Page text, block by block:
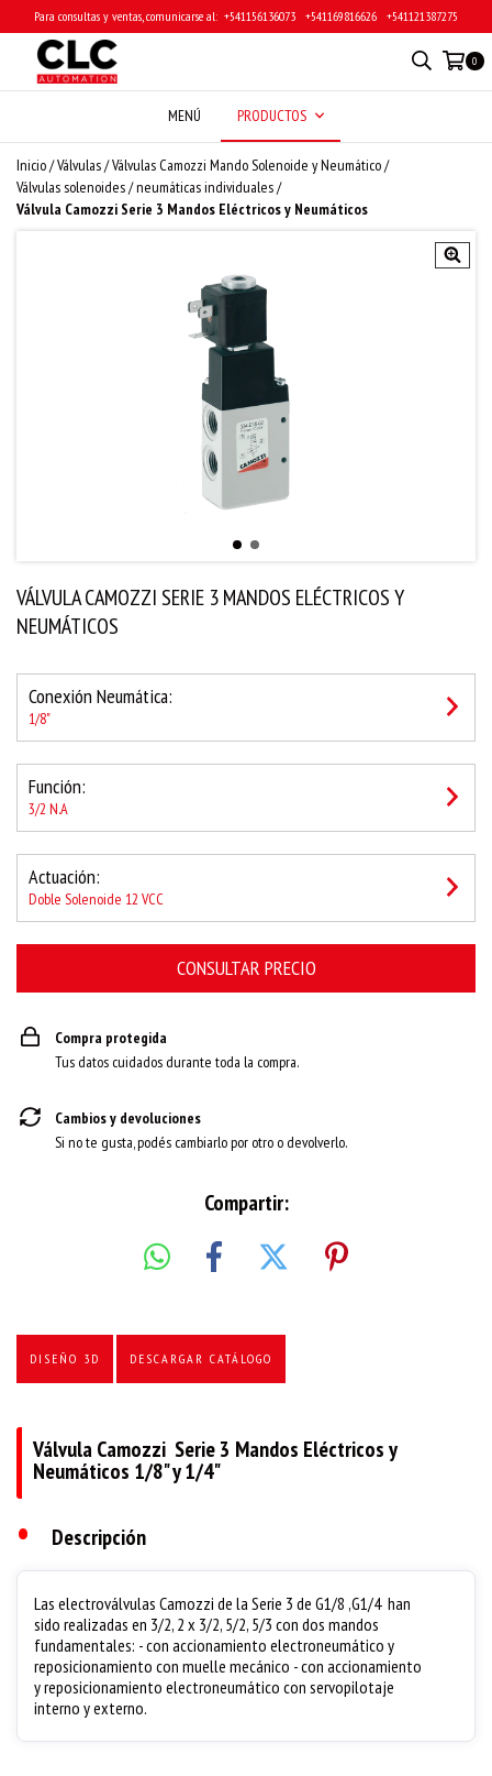
Para consultas y ventas, comunicarse al: ‎ +541156136073 ‎ ‎ +541169816626 ‎ ‎ +541121387275
0
MENÚ PRODUCTOS
Inicio/Válvulas/Válvulas Camozzi Mando Solenoide y Neumático/
Válvulas solenoides / neumáticas individuales/
Válvula Camozzi Serie 3 Mandos Eléctricos y Neumáticos
VÁLVULA CAMOZZI SERIE 3 MANDOS ELÉCTRICOS Y
NEUMÁTICOS
Conexión Neumática:
1/8"
Función:
3/2 N.A
Actuación:
Doble Solenoide 12 VCC
Compra protegida
Tus datos cuidados durante toda la compra.
Cambios y devoluciones
Si no te gusta, podés cambiarlo por otro o devolverlo.
Compartir:
DISEÑO 3D DESCARGAR CATÁLOGO
Válvula Camozzi Serie 3 Mandos Eléctricos y
Neumáticos 1/8" y 1/4"
• Descripción
Las electroválvulas Camozzi de la Serie 3 de G1/8 ,G1/4 han
sido realizadas en 3/2, 2 x 3/2, 5/2, 5/3 con dos mandos
fundamentales: - con accionamiento electroneumático y
reposicionamiento con muelle mecánico - con accionamiento
y reposicionamiento electroneumático con servopilotaje
interno y externo.